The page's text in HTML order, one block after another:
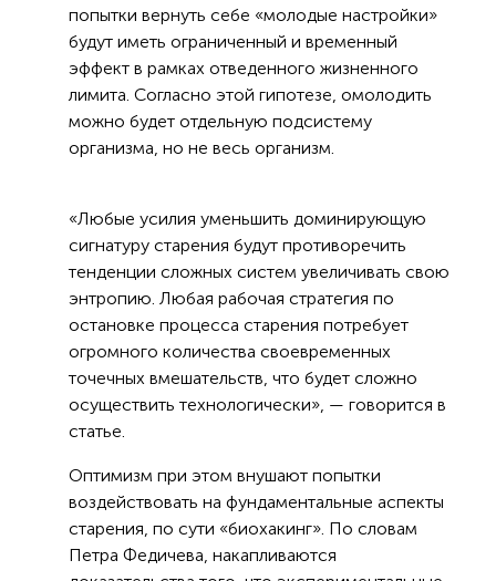
попытки вернуть себе «молодые настройки»
будут иметь ограниченный и временный
эффект в рамках отведенного жизненного
лимита. Согласно этой гипотезе, омолодить
можно будет отдельную подсистему
организма, но не весь организм.
«Любые усилия уменьшить доминирующую
сигнатуру старения будут противоречить
тенденции сложных систем увеличивать свою
энтропию. Любая рабочая стратегия по
остановке процесса старения потребует
огромного количества своевременных
точечных вмешательств, что будет сложно
осуществить технологически», — говорится в
статье.
Оптимизм при этом внушают попытки
воздействовать на фундаментальные аспекты
старения, по сути «биохакинг». По словам
Петра Федичева, накапливаются